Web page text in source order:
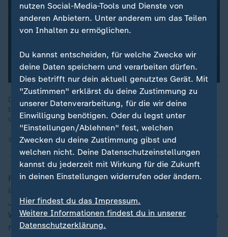
Die Klettmanns wirken wie eine Familie aus dem Bilderbuch -
bis Vater Peter seine Frau an ihrem Geburtstag ermordet und
die Kinder plötzlich auf sich allein gestellt sind.
30.12.2022 | 42:54 min
Für ihre Follower war Julia immer allgegenwärtig. Ob
im wöchentlichen Podcast "Die Nervigen" mit Joey’s
Jungle oder in der viralen Survival-Reality-Show "7 vs.
Wild", die sie Ende 2024 auf der Südinsel Neuseelands
mit ihrem Team sogar für sich entscheiden konnte.
nutzen Social-Media-Tools und Dienste von
anderen Anbietern. Unter anderem um das Teilen
von Inhalten zu ermöglichen.
Du kannst entscheiden, für welche Zwecke wir
deine Daten speichern und verarbeiten dürfen.
Dies betrifft nur dein aktuell genutztes Gerät. Mit
"Zustimmen" erklärst du deine Zustimmung zu
unserer Datenverarbeitung, für die wir deine
Einwilligung benötigen. Oder du legst unter
"Einstellungen/Ablehnen" fest, welchen
Zwecken du deine Zustimmung gibst und
welchen nicht. Deine Datenschutzeinstellungen
kannst du jederzeit mit Wirkung für die Zukunft
in deinen Einstellungen widerrufen oder ändern.
Hier findest du das Impressum.
Weitere Informationen findest du in unserer
Datenschutzerklärung.